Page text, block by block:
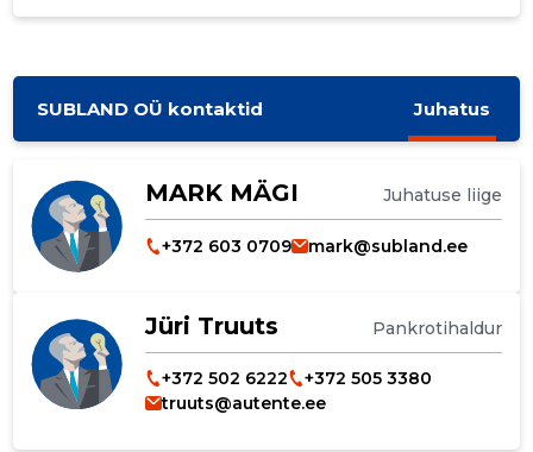
SUBLAND OÜ kontaktid Juhatus
MARK MÄGI Juhatuse liige
+372 603 0709 mark@subland.ee
Jüri Truuts Pankrotihaldur
+372 502 6222
+372 505 3380
truuts@autente.ee